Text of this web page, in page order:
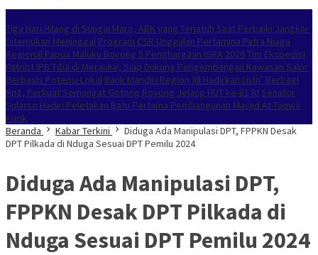
Tiga Hari Hilang di Sungai Maro, ABK yang Terjatuh Saat Perbaiki Jangkar
Ditemukan Meninggal Program CSR Unggulan Pertamina Patra Niaga
Regional Papua Maluku Boyong 5 Penghargaan ISRA 2026Tim Ekspedisi
Patriot IPB Tiba di Merauke, Siap Dukung Pengembangan Kawasan Salor
Berbasis Potensi Lokal Bank Mandiri Region XII Hadirkan Livin’ Berbagi
Rp1, Perkuat Semangat Gotong Royong Jelang HUT ke-81 RI Senator
Sularso Hadiri Peletakan Batu Pertama Pembangunan Masjid At-Taqwa
Kurik
Beranda
Kabar Terkini
Diduga Ada Manipulasi DPT, FPPKN Desak
DPT Pilkada di Nduga Sesuai DPT Pemilu 2024
Diduga Ada Manipulasi DPT,
FPPKN Desak DPT Pilkada di
Nduga Sesuai DPT Pemilu 2024